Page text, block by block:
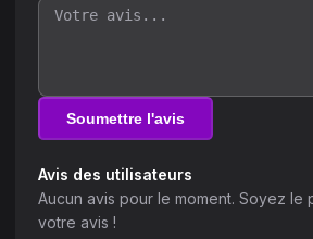
Soumettre l'avis
Avis des utilisateurs
Aucun avis pour le moment. Soyez le
votre avis !